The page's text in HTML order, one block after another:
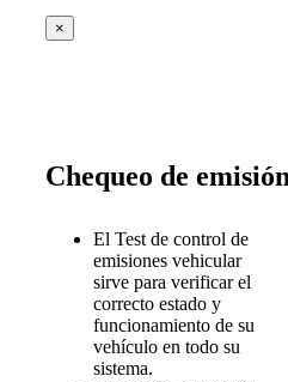
×
Chequeo de
El Test de control de
emisiones vehicular
sirve para verificar el
correcto estado y
funcionamiento de su
vehículo en todo su
sistema.